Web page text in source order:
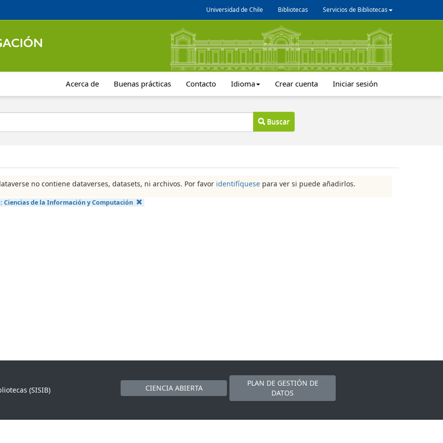
Universidad de Chile Bibliotecas Servicios de Bibliotecas
Acerca de Buenas prácticas Contacto Idioma Crear cuenta Iniciar sesión
Buscar
no contiene dataverses, datasets, ni archivos. Por favor identifíquese para ver si puede añadirlos.
Ciencias de la Información y Computación
(SISIB)
CIENCIA ABIERTA
PLAN DE GESTIÓN DE
DATOS